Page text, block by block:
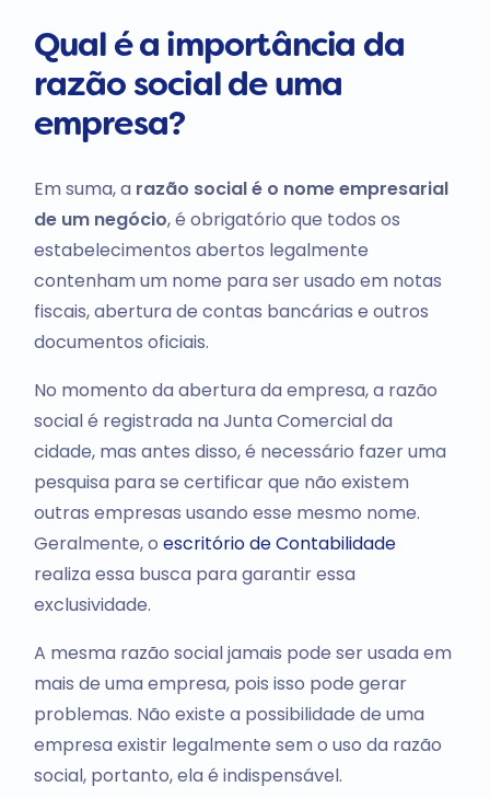
Qual é a importância da
razão social de uma
empresa?
Em suma, a razão social é o nome empresarial
de um negócio, é obrigatório que todos os
estabelecimentos abertos legalmente
contenham um nome para ser usado em notas
fiscais, abertura de contas bancárias e outros
documentos oficiais.
No momento da abertura da empresa, a razão
social é registrada na Junta Comercial da
cidade, mas antes disso, é necessário fazer uma
pesquisa para se certificar que não existem
outras empresas usando esse mesmo nome.
Geralmente, o escritório de Contabilidade
realiza essa busca para garantir essa
exclusividade.
A mesma razão social jamais pode ser usada em
mais de uma empresa, pois isso pode gerar
problemas. Não existe a possibilidade de uma
empresa existir legalmente sem o uso da razão
social, portanto, ela é indispensável.